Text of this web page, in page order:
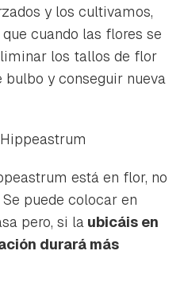
y los cultivamos,
cuando las flores se
los tallos de flor
y conseguir nueva
está en flor, no
puede colocar en
pero, si la ubicáis en
durará más